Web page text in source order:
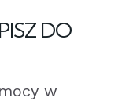
DO
w